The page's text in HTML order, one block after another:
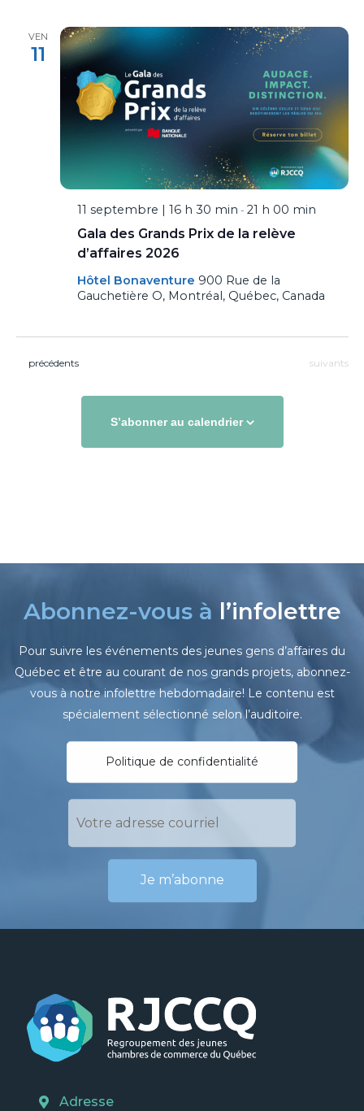
VEN
11
Gala des Grands Prix de la relève
d’affaires 2026
11 septembre | 16 h 30 min - 21 h 00 min
Hôtel Bonaventure 900 Rue de la
Gauchetière O, Montréal, Québec, Canada
Événements
précédents suivants
S’abonner au calendrier
Abonnez-vous à l’infolettre
Pour suivre les événements des jeunes gens d’affaires du
Québec et être au courant de nos grands projets, abonnez-
vous à notre infolettre hebdomadaire! Le contenu est
spécialement sélectionné selon l’auditoire.
Politique de confidentialité
Adresse